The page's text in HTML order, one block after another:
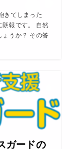
きてしまった
朗報です。 自然
ょうか？ その答
ガードの